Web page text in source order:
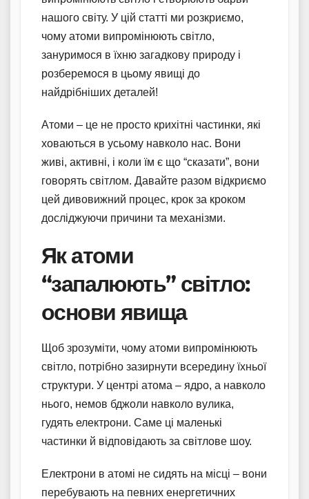
нашого світу. У цій статті ми розкриємо,
чому атоми випромінюють світло,
зануримося в їхню загадкову природу і
розберемося в цьому явищі до
найдрібніших деталей!
Атоми – це не просто крихітні частинки, які
ховаються в усьому навколо нас. Вони
живі, активні, і коли їм є що “сказати”, вони
говорять світлом. Давайте разом відкриємо
цей дивовижний процес, крок за кроком
досліджуючи причини та механізми.
Як атоми
“запалюють” світло:
основи явища
Щоб зрозуміти, чому атоми випромінюють
світло, потрібно зазирнути всередину їхньої
структури. У центрі атома – ядро, а навколо
нього, немов бджоли навколо вулика,
гудять електрони. Саме ці маленькі
частинки й відповідають за світлове шоу.
Електрони в атомі не сидять на місці – вони
перебувають на певних енергетичних